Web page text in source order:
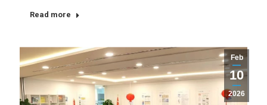
Read more
Feb
10
2026